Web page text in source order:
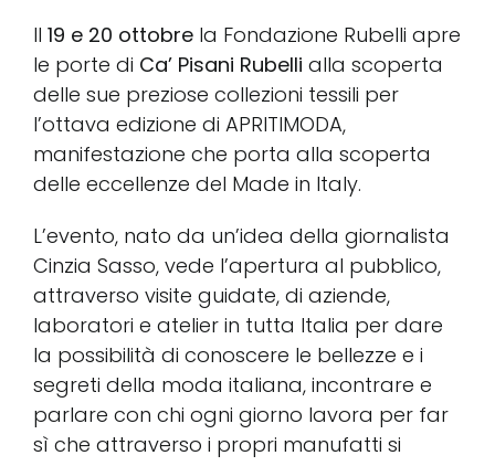
Il 19 e 20 ottobrela Fondazione Rubelli apre
le porte di Ca’ Pisani Rubelli alla scoperta
delle sue preziose collezioni tessili per
l’ottava edizione di APRITIMODA,
manifestazione che porta alla scoperta
delle eccellenze del Made in Italy.
L’evento, nato da un’idea della giornalista
Cinzia Sasso, vede l’apertura al pubblico,
attraverso visite guidate, di aziende,
laboratori e atelier in tutta Italia per dare
la possibilità di conoscere le bellezze e i
segreti della moda italiana, incontrare e
parlare con chi ogni giorno lavora per far
sì che attraverso i propri manufatti si